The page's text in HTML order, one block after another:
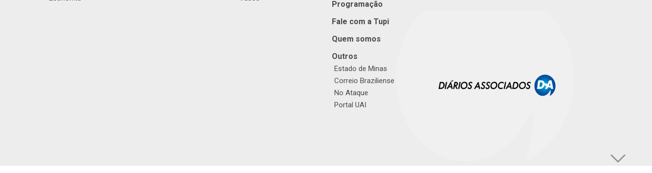
Programação
Fale com a Tupi
Quem somos
Outros
Estado de Minas
Correio Braziliense
No Ataque
Portal UAI